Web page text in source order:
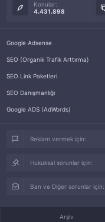
Konular:
4.431.898
Google Adsense
SEO (Organik Trafik Arttırma)
SEO Link Paketleri
SEO Danışmanlığı
Google ADS (AdWords)
Reklam vermek için:
Hukuksal sorunlar için:
Ban ve Diğer sorunlar için:
Arşiv